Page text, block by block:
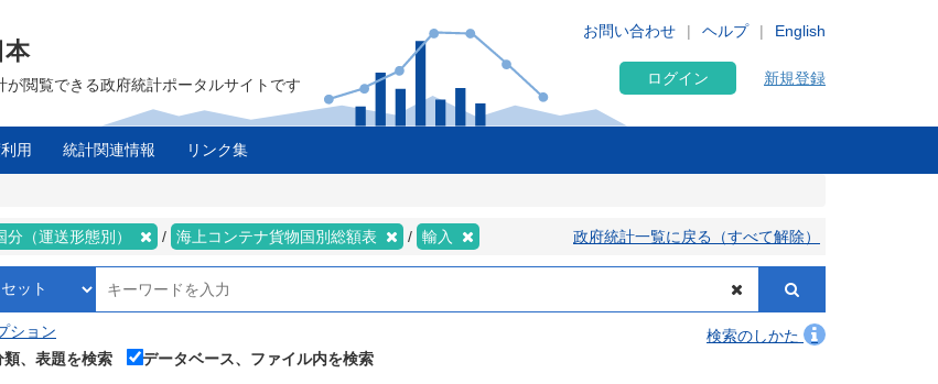
English
お問い合わせ ヘルプ
本
が閲覧できる政府統計ポータルサイトです ログイン 新規登録
用 統計関連情報 リンク集
分（運送形態別） 海上コンテナ貨物国別総額表 輸入 政府統計一覧に戻る（すべて解除）
ション
検索のしかた
類、表題を検索
データベース、ファイル内を検索